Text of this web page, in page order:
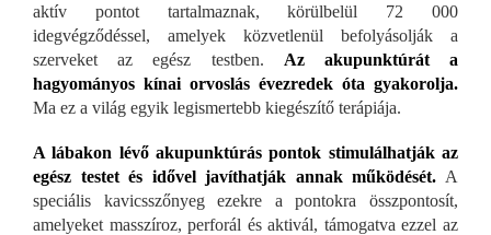
aktív pontot tartalmaznak, körülbelül 72 000
idegvégződéssel, amelyek közvetlenül befolyásolják a
szerveket az egész testben.
Az akupunktúrát a
hagyományos kínai orvoslás évezredek óta gyakorolja.
Ma ez a világ egyik legismertebb kiegészítő terápiája.
A lábakon lévő akupunktúrás pontok stimulálhatják az
egész testet és idővel javíthatják annak működését. A
speciális kavicsszőnyeg ezekre a pontokra összpontosít,
amelyeket masszíroz, perforál és aktivál, támogatva ezzel az